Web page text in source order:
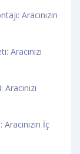
Aracınızın
İç